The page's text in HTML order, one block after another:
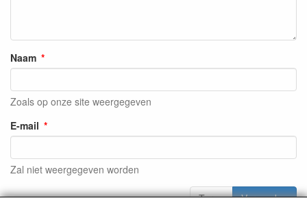
Naam
Zoals op onze site weergegeven
E-mail
Zal niet weergegeven worden
Terug Verzenden